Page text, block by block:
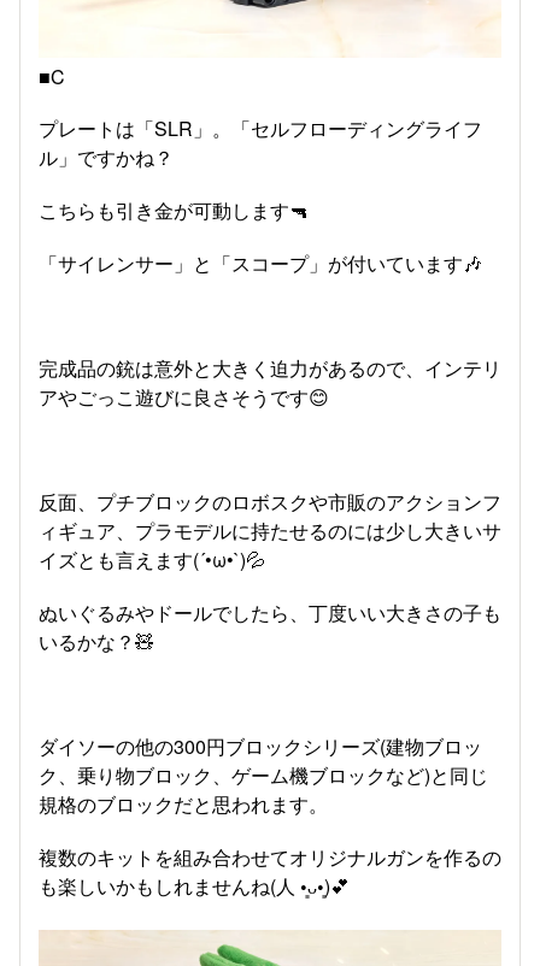
■C
プレートは「SLR」。「セルフローディングライフ
ル」ですかね？
こちらも引き金が可動します🔫
「サイレンサー」と「スコープ」が付いています🎶
完成品の銃は意外と大きく迫力があるので、インテリ
アやごっこ遊びに良さそうです😊
反面、プチブロックのロボスクや市販のアクションフ
ィギュア、プラモデルに持たせるのには少し大きいサ
イズとも言えます(´•ω•`)💦
ぬいぐるみやドールでしたら、丁度いい大きさの子も
いるかな？🧸
ダイソーの他の300円ブロックシリーズ(建物ブロッ
ク、乗り物ブロック、ゲーム機ブロックなど)と同じ
規格のブロックだと思われます。
複数のキットを組み合わせてオリジナルガンを作るの
も楽しいかもしれませんね(⁠人⁠ ⁠•͈⁠ᴗ⁠•͈⁠)💕